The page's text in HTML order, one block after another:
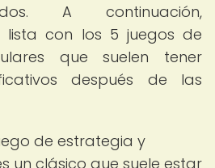
A continuación,
lista con los 5 juegos de
que suelen tener
después de las
de estrategia y
un clásico que suele estar